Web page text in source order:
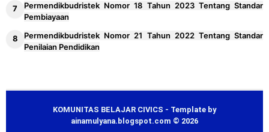
Permendikbudristek Nomor 18 Tahun 2023 Tentang Standar
Pembiayaan
Permendikbudristek Nomor 21 Tahun 2022 Tentang Standar
Penilaian Pendidikan
KOMUNITAS BELAJAR CIVICS - Template by
ainamulyana.blogspot.com © 2026